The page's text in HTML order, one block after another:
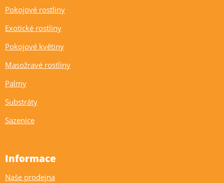
Pokojové rostliny
Exotické rostliny
Pokojové květiny
Masožravé rostliny
Palmy
Substráty
Sazenice
Informace
Naše prodejna